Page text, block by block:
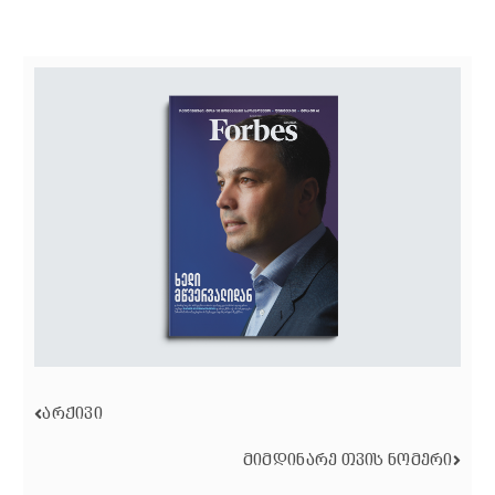
ᲐᲠᲥᲘᲕᲘ
ᲛᲘᲛᲓᲘᲜᲐᲠᲔ ᲗᲕᲘᲡ ᲜᲝᲛᲔᲠᲘ